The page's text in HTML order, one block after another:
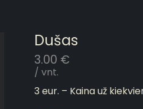
Dušas
3.00 €
/ vnt.
3 eur. – Kaina už